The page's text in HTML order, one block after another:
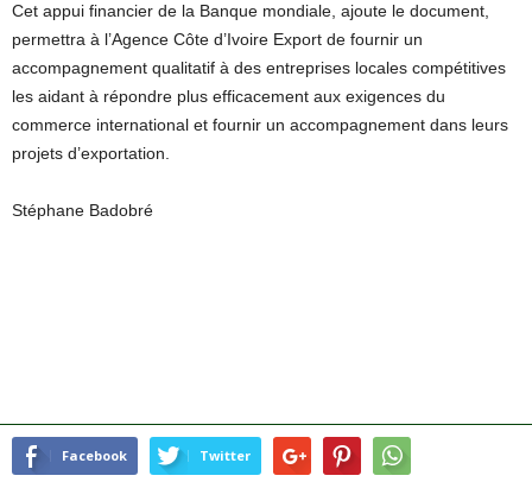
Cet appui financier de la Banque mondiale, ajoute le document,
permettra à l’Agence Côte d’Ivoire Export de fournir un
accompagnement qualitatif à des entreprises locales compétitives
les aidant à répondre plus efficacement aux exigences du
commerce international et fournir un accompagnement dans leurs
projets d’exportation.
Stéphane Badobré
Facebook Twitter